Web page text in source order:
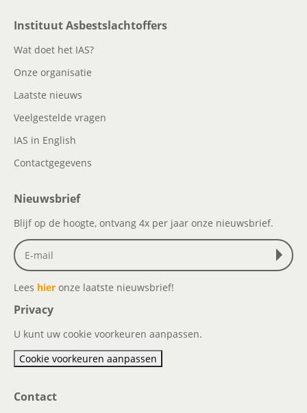
Instituut Asbestslachtoffers
Wat doet het IAS?
Onze organisatie
Laatste nieuws
Veelgestelde vragen
IAS in English
Contactgegevens
Nieuwsbrief
Blijf op de hoogte, ontvang 4x per jaar onze nieuwsbrief.
Lees hier onze laatste nieuwsbrief!
Privacy
U kunt uw cookie voorkeuren aanpassen.
Cookie voorkeuren aanpassen
Contact